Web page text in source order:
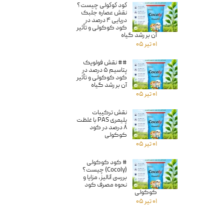
كود كوكولى چيست؟
نقش عصاره جلبک
دریایی ۴ درصد در
کود کوکولی و تأثیر
آن بر رشد گیاه
۰۱ تیر ۰۵
## نقش فولویک
پتاسیم ۵ درصد در
کود کوکولی و تأثیر
آن بر رشد گیاه
۰۱ تیر ۰۵
نقش ترکیبات
پلیمری PAS با غلظت
۸ درصد در کود
کوکولی
۰۱ تیر ۰۵
# کود کوکولی
(Cocoly) چیست؟
بررسی آنالیز، مزایا و
نحوه مصرف کود
کوکولی
۰۱ تیر ۰۵